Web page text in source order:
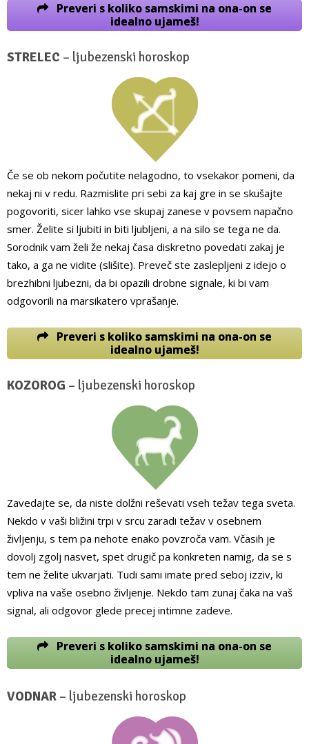
Preveri s koliko samskimi na ona-on se
idealno ujameš!
STRELEC – ljubezenski horoskop
Če se ob nekom počutite nelagodno, to vsekakor pomeni, da
nekaj ni v redu. Razmislite pri sebi za kaj gre in se skušajte
pogovoriti, sicer lahko vse skupaj zanese v povsem napačno
smer. Želite si ljubiti in biti ljubljeni, a na silo se tega ne da.
Sorodnik vam želi že nekaj časa diskretno povedati zakaj je
tako, a ga ne vidite (slišite). Preveč ste zaslepljeni z idejo o
brezhibni ljubezni, da bi opazili drobne signale, ki bi vam
odgovorili na marsikatero vprašanje.
Preveri s koliko samskimi na ona-on se
idealno ujameš!
KOZOROG – ljubezenski horoskop
Zavedajte se, da niste dolžni reševati vseh težav tega sveta.
Nekdo v vaši bližini trpi v srcu zaradi težav v osebnem
življenju, s tem pa nehote enako povzroča vam. Včasih je
dovolj zgolj nasvet, spet drugič pa konkreten namig, da se s
tem ne želite ukvarjati. Tudi sami imate pred seboj izziv, ki
vpliva na vaše osebno življenje. Nekdo tam zunaj čaka na vaš
signal, ali odgovor glede precej intimne zadeve.
Preveri s koliko samskimi na ona-on se
idealno ujameš!
VODNAR – ljubezenski horoskop